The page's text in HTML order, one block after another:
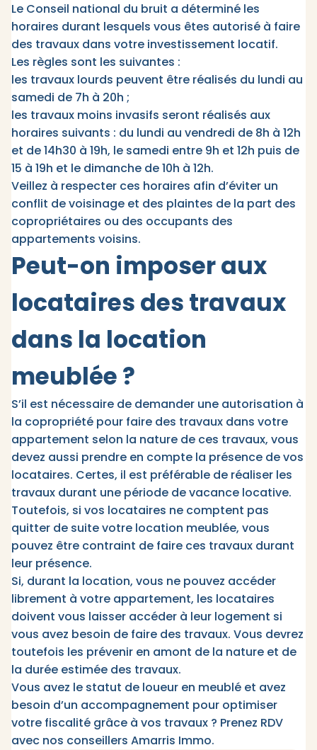
Le Conseil national du bruit a déterminé les
horaires durant lesquels vous êtes autorisé à faire
des travaux dans votre investissement locatif.
Les règles sont les suivantes :
les travaux lourds peuvent être réalisés du lundi au
samedi de 7h à 20h ;
les travaux moins invasifs seront réalisés aux
horaires suivants : du lundi au vendredi de 8h à 12h
et de 14h30 à 19h, le samedi entre 9h et 12h puis de
15 à 19h et le dimanche de 10h à 12h.
Veillez à respecter ces horaires afin d’éviter un
conflit de voisinage et des plaintes de la part des
copropriétaires ou des occupants des
appartements voisins.
Peut-on imposer aux
locataires des travaux
dans la location
meublée ?
S’il est nécessaire de demander une autorisation à
la copropriété pour faire des travaux dans votre
appartement selon la nature de ces travaux, vous
devez aussi prendre en compte la présence de vos
locataires. Certes, il est préférable de réaliser les
travaux durant une période de vacance locative.
Toutefois, si vos locataires ne comptent pas
quitter de suite votre location meublée, vous
pouvez être contraint de faire ces travaux durant
leur présence.
Si, durant la location, vous ne pouvez accéder
librement à votre appartement, les locataires
doivent vous laisser accéder à leur logement si
vous avez besoin de faire des travaux. Vous devrez
toutefois les prévenir en amont de la nature et de
la durée estimée des travaux.
Vous avez le statut de loueur en meublé et avez
besoin d’un accompagnement pour optimiser
votre fiscalité grâce à vos travaux ? Prenez RDV
avec nos conseillers Amarris Immo.